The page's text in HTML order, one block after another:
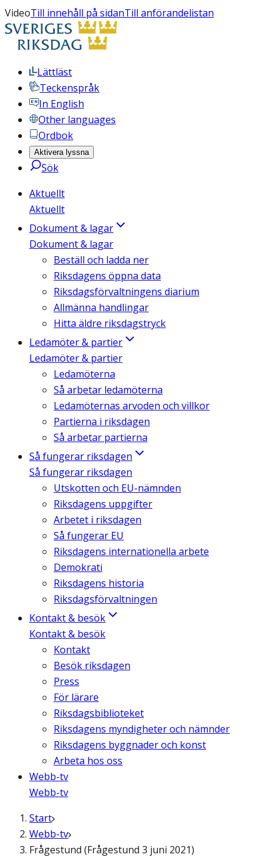
VideoTill innehåll på sidanTill anförandelistan
Lättläst
Teckenspråk
In English
Other languages
Ordbok
Aktivera lyssna
Sök
Aktuellt
Aktuellt
Dokument & lagar
Dokument & lagar
Beställ och ladda ner
Riksdagens öppna data
Riksdagsförvaltningens diarium
Allmänna handlingar
Hitta äldre riksdagstryck
Ledamöter & partier
Ledamöter & partier
Ledamöterna
Så arbetar ledamöterna
Ledamöternas arvoden och villkor
Partierna i riksdagen
Så arbetar partierna
Så fungerar riksdagen
Så fungerar riksdagen
Utskotten och EU-nämnden
Riksdagens uppgifter
Arbetet i riksdagen
Så fungerar EU
Riksdagens internationella arbete
Demokrati
Riksdagens historia
Riksdagsförvaltningen
Kontakt & besök
Kontakt & besök
Kontakt
Besök riksdagen
Press
För lärare
Riksdagsbiblioteket
Riksdagens myndigheter och nämnder
Riksdagens byggnader och konst
Arbeta hos oss
Webb-tv
Webb-tv
Start
Webb-tv
Frågestund (Frågestund 3 juni 2021)